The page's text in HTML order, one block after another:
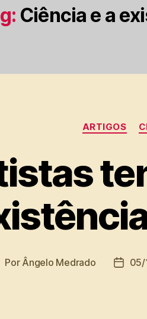
Ciência e a
ARTIGOS
Por Ângelo Medrado
Data05/